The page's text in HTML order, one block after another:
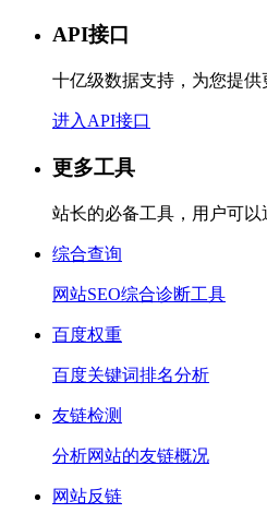
API接口
十亿级数据支持，为您提
进入API接口
更多工具
站长的必备工具，用户可
综合查询
网站SEO综合诊断工具
百度权重
百度关键词排名分析
友链检测
分析网站的友链概况
网站反链